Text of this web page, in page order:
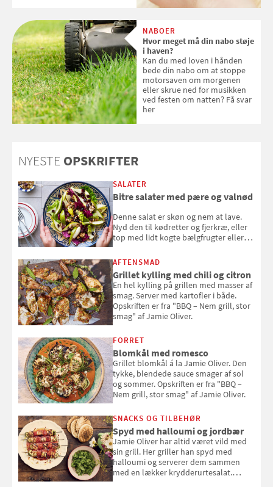
med SPF kan erstatte
solcreme, når man bevæger
sig ud i solen
NABOER
Hvor meget må din nabo støje
i haven?
Kan du med loven i hånden
bede din nabo om at stoppe
motorsaven om morgenen
eller skrue ned for musikken
ved festen om natten? Få svar
her
NYESTE OPSKRIFTER
SALATER
Bitre salater med pære og valnød
Denne salat er skøn og nem at lave.
Nyd den til kødretter og fjerkræ, eller
top med lidt kogte bælgfrugter eller
selvstændigt måltid. Opskriften er fra
Louisa Lorangs kogebog "Salat".
AFTENSMAD
Grillet kylling med chili og citron
En hel kylling på grillen med masser af
smag. Server med kartofler i både.
Opskriften er fra "BBQ – Nem grill, stor
smag" af Jamie Oliver.
FORRET
Blomkål med romesco
Grillet blomkål á la Jamie Oliver. Den
tykke, blendede sauce smager af sol
og sommer. Opskriften er fra "BBQ –
Nem grill, stor smag" af Jamie Oliver.
SNACKS OG TILBEHØR
Spyd med halloumi og jordbær
Jamie Oliver har altid været vild med
sin grill. Her griller han spyd med
halloumi og serverer dem sammen
med en lækker krydderurtesalat.